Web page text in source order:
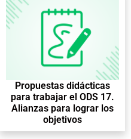
Propuestas didácticas
para trabajar el ODS 17.
Alianzas para lograr los
objetivos